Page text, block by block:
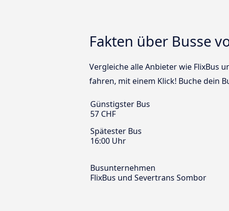
Fakten über Busse
Vergleiche alle Anbieter wie FlixBus
fahren, mit einem Klick! Buche dein
Günstigster Bus
57 CHF
Spätester Bus
16:00 Uhr
Busunternehmen
FlixBus und Severtrans Sombor